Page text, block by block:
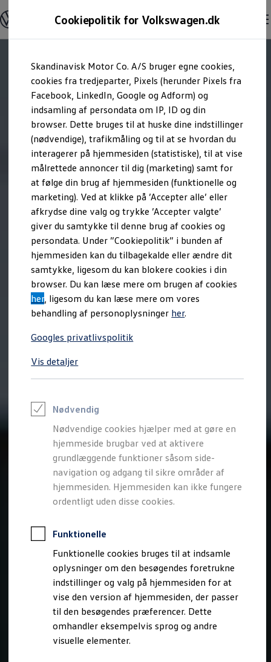
Cookiepolitik for Volkswagen.dk
Skandinavisk Motor Co. A/S bruger egne cookies,
cookies fra tredjeparter, Pixels (herunder Pixels fra
Facebook, LinkedIn, Google og Adform) og
indsamling af persondata om IP, ID og din
browser. Dette bruges til at huske dine indstillinger
(nødvendige), trafikmåling og til at se hvordan du
interagerer på hjemmesiden (statistiske), til at vise
målrettede annoncer til dig (marketing) samt for
at følge din brug af hjemmesiden (funktionelle og
marketing). Ved at klikke på ’Accepter alle’ eller
afkrydse dine valg og trykke ’Accepter valgte’
giver du samtykke til denne brug af cookies og
persondata. Under ”Cookiepolitik” i bunden af
hjemmesiden kan du tilbagekalde eller ændre dit
samtykke, ligesom du kan blokere cookies i din
browser. Du kan læse mere om brugen af cookies
her, ligesom du kan læse mere om vores
behandling af personoplysninger her.
Googles privatlivspolitik
Vis detaljer
Nødvendig
Nødvendige cookies hjælper med at gøre en
hjemmeside brugbar ved at aktivere
grundlæggende funktioner såsom side-
navigation og adgang til sikre områder af
hjemmesiden. Hjemmesiden kan ikke fungere
ordentligt uden disse cookies.
Funktionelle
Funktionelle cookies bruges til at indsamle
oplysninger om den besøgendes foretrukne
indstillinger og valg på hjemmesiden for at
vise den version af hjemmesiden, der passer
til den besøgendes præferencer. Dette
omhandler eksempelvis sprog og andre
visuelle elementer.
hovedindhold
footer
Modeller og konfigurator
Byg din Volkswagen
Alle modeller
Kend din Volkswagen
Erhvervsbiler
Værktøjskassen
ConnectedFleet
Service
California on Tour app
Elektriske biler
Elbiler
ID. Polo
ID. Cross
ID.3 Neo
ID.4
ID.5
ID.7
ID.7 Tourer
ID. Buzz
Konceptbiler
ID. EVERY1
ID. 2all & ID. GTI
Varebiler på el
Elektromobilitet i dagligdagen
Eldrevne modeller
ID. Buzz Cargo
Opladning og Rækkevidde
Opladning med Clever
Opladning med Clever - Erhvervsbiler
Udregn din rækkevidde
Lær din ID. at kende
Varmepumpe
Energieffektivitet
Teaser Battery Regulation
Software og konnektivitet
ID. Software 6.0
ID.- softwareversioner og opdateringer
Grænseflader til din ID.
Køb og leasing
Lagerbiler til hurtig levering
Book en prøvetur
Bestil et tilbud
Brugte biler
Pendlerleasing
Budgetberegner
Firmabil
Vejen til en ny Volkswagen
Online Privatleasing
Finansiering og forsikring
Volkswagen Forsikring
Volkswagen Finansiering